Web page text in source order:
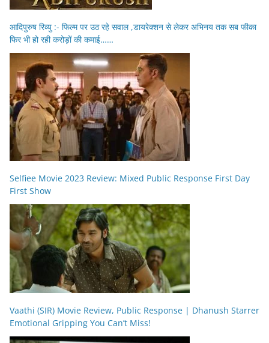
आदिपुरुष रिव्यु :- फिल्म पर उठ रहे सवाल ,डायरेक्शन से लेकर अभिनय तक सब फीका
फिर भी हो रही करोड़ों की कमाई……
Selfiee Movie 2023 Review: Mixed Public Response First Day
First Show
Vaathi (SIR) Movie Review, Public Response | Dhanush Starrer
Emotional Gripping You Can’t Miss!